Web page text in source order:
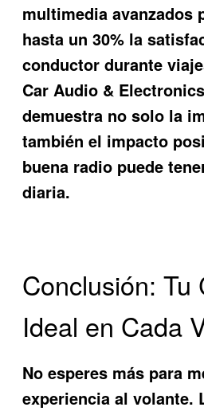
multimedia avanzados
hasta un 30% la
conductor durante
Car Audio &
demuestra no solo la
también el impacto
buena radio puede
diaria.
Conclusión: Tu
Ideal en Cada
No esperes más para
experiencia al volante.